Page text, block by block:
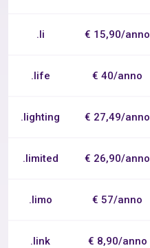
.li € 15,90/anno
.life € 40/anno
.lighting € 27,49/anno
.limited € 26,90/anno
.limo € 57/anno
.link € 8,90/anno